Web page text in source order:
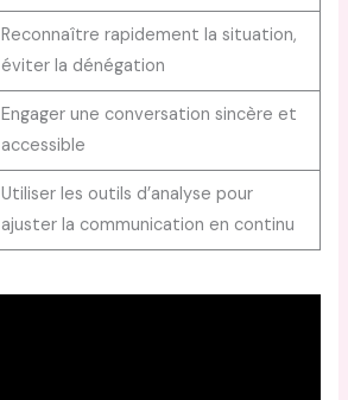
Reconnaître rapidement la situation,
éviter la dénégation
Engager une conversation sincère et
accessible
Utiliser les outils d’analyse pour
ajuster la communication en continu